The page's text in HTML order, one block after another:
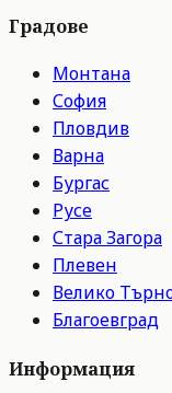
Градове
Монтана
София
Пловдив
Варна
Бургас
Русе
Стара Загора
Плевен
Велико
Благоевград
Информация